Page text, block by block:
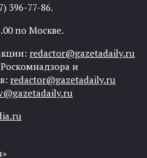
396-77-86.
по Москве.
redactor@gazetadaily.ru
и
redactor@gazetadaily.ru